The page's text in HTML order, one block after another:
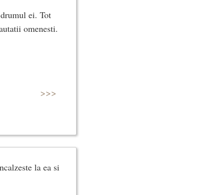
ei. Tot
omenesti.
>>>
la ea si